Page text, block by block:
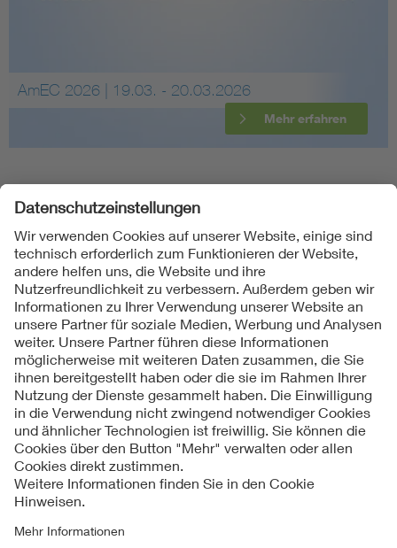
AmEC 2026 | 19.03. - 20.03.2026
Mehr erfahren
Folgen Sie uns
Kontakte
Service
Impressum
Datenschutzinformationen
Cookie Hinweise